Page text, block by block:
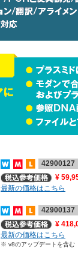
42900127
¥
最新の価格はこちら
42900137
¥
最新の価格はこちら
※ v8のアップデートを含む